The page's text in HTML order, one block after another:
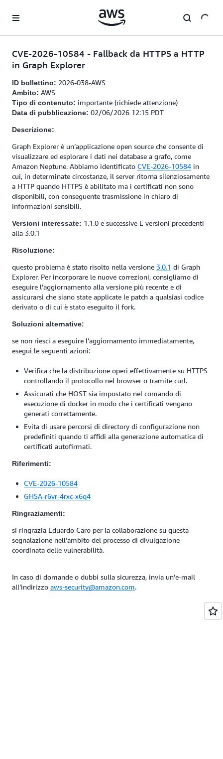
CVE-2026-10584 - Fallback da HTTPS a HTTP
in Graph Explorer
ID bollettino: 2026-038-AWS
Ambito: AWS
Tipo di contenuto: importante (richiede attenzione)
Data di pubblicazione: 02/06/2026 12:15 PDT
Descrizione:
Graph Explorer è un’applicazione open source che consente di
visualizzare ed esplorare i dati nei database a grafo, come
Amazon Neptune. Abbiamo identificato CVE-2026-10584 in
cui, in determinate circostanze, il server ritorna silenziosamente
a HTTP quando HTTPS è abilitato ma i certificati non sono
disponibili, con conseguente trasmissione in chiaro di
informazioni sensibili.
Versioni interessate: 1.1.0 e successive E versioni precedenti
alla 3.0.1
Risoluzione:
questo problema è stato risolto nella versione 3.0.1 di Graph
Explorer. Per incorporare le nuove correzioni, consigliamo di
eseguire l’aggiornamento alla versione più recente e di
assicurarsi che siano state applicate le patch a qualsiasi codice
derivato o di cui è stato eseguito il fork.
Soluzioni alternative:
se non riesci a eseguire l’aggiornamento immediatamente,
esegui le seguenti azioni:
Verifica che la distribuzione operi effettivamente su HTTPS
controllando il protocollo nel browser o tramite curl.
Assicurati che HOST sia impostato nel comando di
esecuzione di docker in modo che i certificati vengano
generati correttamente.
Evita di usare percorsi di directory di configurazione non
predefiniti quando ti affidi alla generazione automatica di
certificati autofirmati.
Riferimenti:
CVE-2026-10584
GHSA-r6vr-4rxc-x6q4
Ringraziamenti:
si ringrazia Eduardo Caro per la collaborazione su questa
segnalazione nell’ambito del processo di divulgazione
coordinata delle vulnerabilità.
In caso di domande o dubbi sulla sicurezza, invia un’e-mail
all’indirizzo aws-security@amazon.com.